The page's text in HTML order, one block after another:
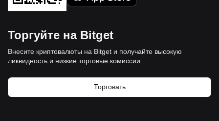
Торгуйте на Bitget
Внесите криптовалюты на Bitget и получайте высокую
ликвидность и низкие торговые комиссии.
Торговать